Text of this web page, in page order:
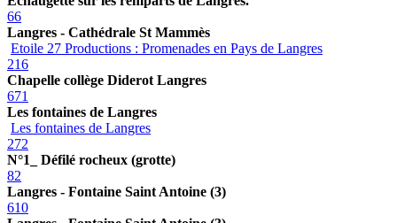
66
Langres - Cathédrale St Mammès
Etoile 27 Productions : Promenades en Pays de Langres
216
Chapelle collège Diderot Langres
671
Les fontaines de Langres
Les fontaines de Langres
272
N°1_ Défilé rocheux (grotte)
82
Langres - Fontaine Saint Antoine (3)
610